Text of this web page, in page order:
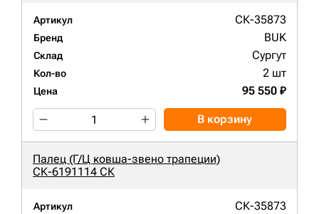
Артикул СК-35873
Бренд BUK
Склад Сургут
Кол-во 2 шт
Цена 95 550 ₽
В корзину
Палец (Г/Ц ковша-звено трапеции)
СК-6191114 СК
Артикул СК-35873